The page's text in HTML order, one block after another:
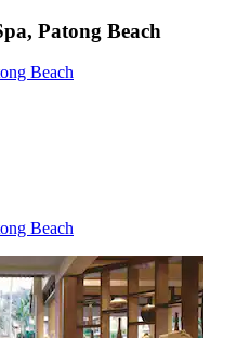
Patong Beach
Beach
Beach